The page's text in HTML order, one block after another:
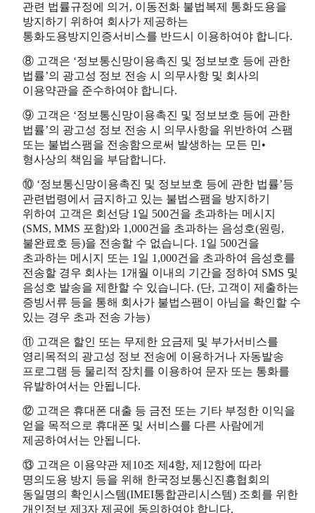
관련 법률규정에 의거, 이동전화 불법복제 통화도용을
방지하기 위하여 회사가 제공하는
통화도용방지인증서비스를 반드시 이용하여야 합니다.
⑧ 고객은 ‘정보통신망이용촉진 및 정보보호 등에 관한
법률’의 광고성 정보 전송 시 의무사항 및 회사의
이용약관을 준수하여야 합니다.
⑨ 고객은 ‘정보통신망이용촉진 및 정보보호 등에 관한
법률’의 광고성 정보 전송 시 의무사항을 위반하여 스팸
또는 불법스팸을 전송함으로써 발생하는 모든 민•
형사상의 책임을 부담합니다.
⑩ ‘정보통신망이용촉진 및 정보보호 등에 관한 법률’등
관련법령에서 금지하고 있는 불법스팸을 방지하기
위하여 고객은 회선당 1일 500건을 초과하는 메시지
(SMS, MMS 포함)와 1,000건을 초과하는 음성호(원링,
불완료호 등)을 전송할 수 없습니다. 1일 500건을
초과하는 메시지 또는 1일 1,000건을 초과하여 음성호를
전송할 경우 회사는 1개월 이내의 기간을 정하여 SMS 및
음성호 발송을 제한할 수 있습니다. (단, 고객이 제출하는
증빙서류 등을 통해 회사가 불법스팸이 아님을 확인할 수
있는 경우 초과 전송 가능)
⑪ 고객은 할인 또는 무제한 요금제 및 부가서비스를
영리목적의 광고성 정보 전송에 이용하거나 자동발송
프로그램 등 물리적 장치를 이용하여 문자 또는 통화를
유발하여서는 안됩니다.
⑫ 고객은 휴대폰 대출 등 금전 또는 기타 부정한 이익을
얻을 목적으로 휴대폰 및 서비스를 다른 사람에게
제공하여서는 안됩니다.
⑬ 고객은 이용약관 제10조 제4항, 제12항에 따라
명의도용 방지 등을 위해 한국정보통신진흥협회의
동일명의 확인시스템(IMEI통합관리시스템) 조회를 위한
개인정보 제3자 제공에 동의하여야 합니다.